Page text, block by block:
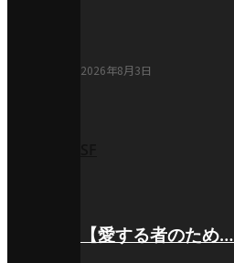
2026年8月3日
【愛する者のため…